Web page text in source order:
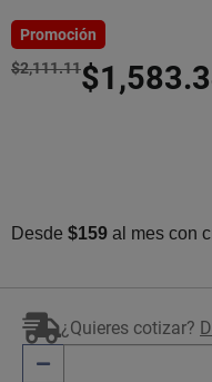
Estrellas!
Promoción
$2,111.11
Desde $159 al mes con
¿Quieres cotizar?